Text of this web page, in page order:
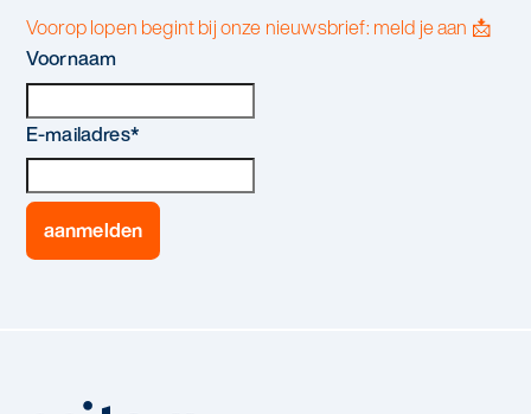
Voorop lopen begint bij onze nieuwsbrief: meld je aan 📩
Voornaam
E-mailadres*